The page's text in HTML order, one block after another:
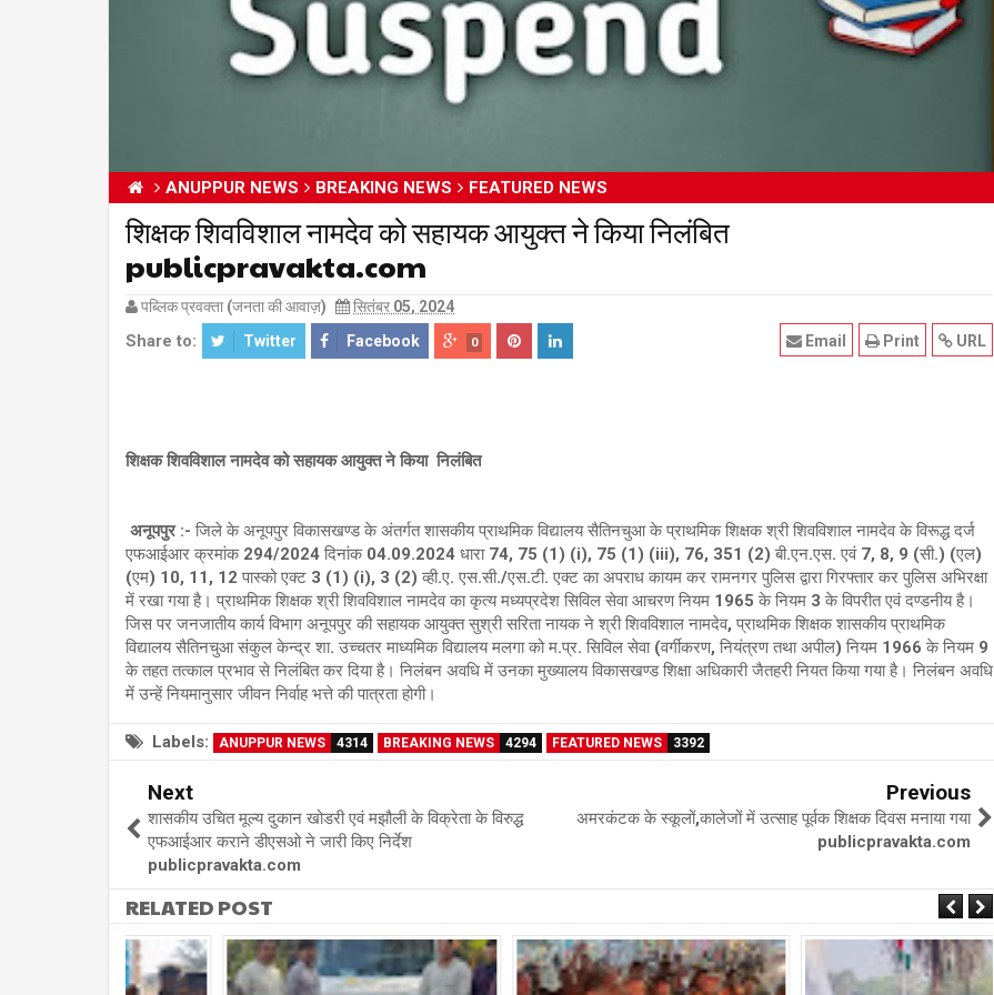
ANUPPUR NEWS BREAKING NEWS FEATURED NEWS
शिक्षक शिवविशाल नामदेव को सहायक आयुक्त ने किया निलंबित
publicpravakta.com
पब्लिक प्रवक्ता (जनता की आवाज़) सितंबर 05, 2024
Share to: Twitter Facebook 0 URL
Print
Email
शिक्षक शिवविशाल नामदेव को सहायक आयुक्त ने किया निलंबित
अनूपपुर :- जिले के अनूपपुर विकासखण्ड के अंतर्गत शासकीय प्राथमिक विद्यालय सैतिनचुआ के प्राथमिक शिक्षक श्री शिवविशाल नामदेव के विरूद्ध दर्ज
एफआईआर क्रमांक 294/2024 दिनांक 04.09.2024 धारा 74, 75 (1) (i), 75 (1) (iii), 76, 351 (2) बी.एन.एस. एवं 7, 8, 9 (सी.) (एल)
(एम) 10, 11, 12 पास्को एक्ट 3 (1) (i), 3 (2) व्ही.ए. एस.सी./एस.टी. एक्ट का अपराध कायम कर रामनगर पुलिस द्वारा गिरफ्तार कर पुलिस अभिरक्षा
में रखा गया है। प्राथमिक शिक्षक श्री शिवविशाल नामदेव का कृत्य मध्यप्रदेश सिविल सेवा आचरण नियम 1965 के नियम 3 के विपरीत एवं दण्डनीय है।
जिस पर जनजातीय कार्य विभाग अनूपपुर की सहायक आयुक्त सुश्री सरिता नायक ने श्री शिवविशाल नामदेव, प्राथमिक शिक्षक शासकीय प्राथमिक
विद्यालय सैतिनचुआ संकुल केन्द्र शा. उच्चतर माध्यमिक विद्यालय मलगा को म.प्र. सिविल सेवा (वर्गीकरण, नियंत्रण तथा अपील) नियम 1966 के नियम 9
के तहत तत्काल प्रभाव से निलंबित कर दिया है। निलंबन अवधि में उनका मुख्यालय विकासखण्ड शिक्षा अधिकारी जैतहरी नियत किया गया है। निलंबन अवधि
में उन्हें नियमानुसार जीवन निर्वाह भत्ते की पात्रता होगी।
Labels: ANUPPUR NEWS 4314 BREAKING NEWS 4294 FEATURED NEWS 3392
Next
शासकीय उचित मूल्य दुकान खोडरी एवं मझौली के विक्रेता के विरुद्ध
एफआईआर कराने डीएसओ ने जारी किए निर्देश
publicpravakta.com
Previous
अमरकंटक के स्कूलों,कालेजों में उत्साह पूर्वक शिक्षक दिवस मनाया गया
publicpravakta.com
RELATED POST